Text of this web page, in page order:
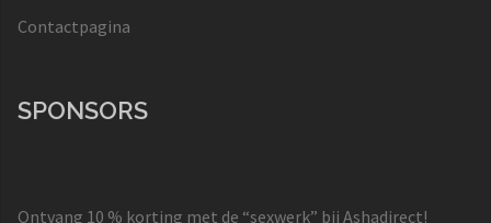
Contactpagina
SPONSORS
Ontvang 10 % korting met de “sexwerk” bij Ashadirect!